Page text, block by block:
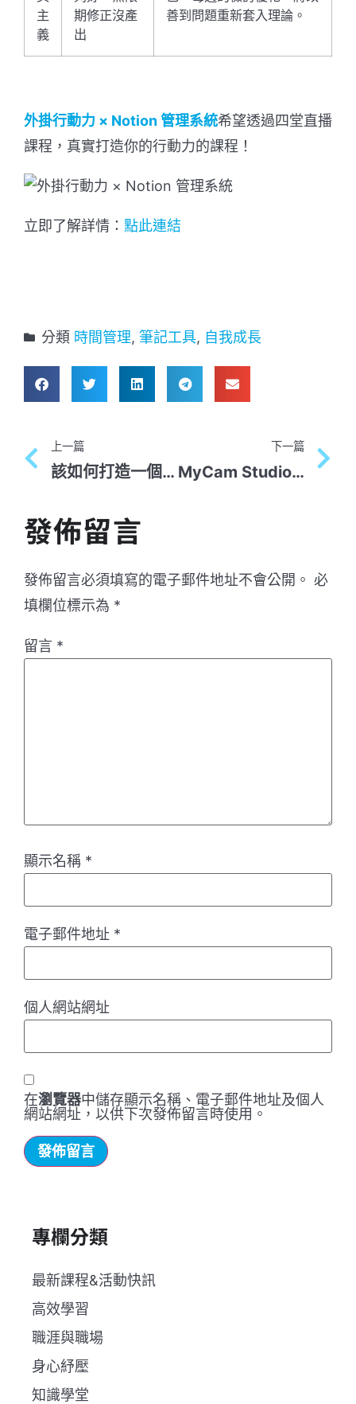
主
義
期修正沒產
出
善到問題重新套入理論。
外掛行動力 × Notion 管理系統希望透過四堂直播
課程，真實打造你的行動力的課程！
立即了解詳情： 點此連結
分類 時間管理, 筆記工具, 自我成長
上一篇
該如何打造一個理想的遠距工作環境？一次搞定遠距工作權益指南
下一篇
MyCam Studio 知識創作攝影空間
發佈留言
發佈留言必須填寫的電子郵件地址不會公開。 必
填欄位標示為 *
留言 *
顯示名稱 *
電子郵件地址 *
個人網站網址
在瀏覽器中儲存顯示名稱、電子郵件地址及個人
網站網址，以供下次發佈留言時使用。
專欄分類
最新課程&活動快訊
高效學習
職涯與職場
身心紓壓
知識學堂